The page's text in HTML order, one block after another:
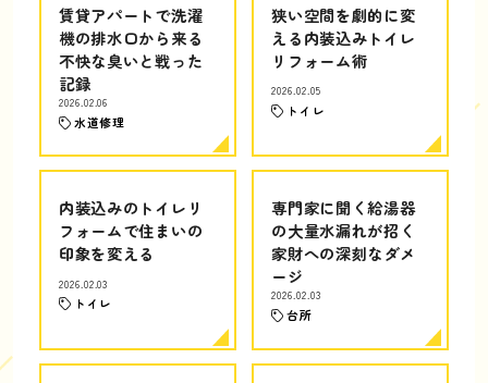
賃貸アパートで洗濯
機の排水口から来る
不快な臭いと戦った
記録
2026.02.06
水道修理
狭い空間を劇的に変
える内装込みトイレ
リフォーム術
2026.02.05
トイレ
内装込みのトイレリ
フォームで住まいの
印象を変える
2026.02.03
トイレ
専門家に聞く給湯器
の大量水漏れが招く
家財への深刻なダメ
ージ
2026.02.03
台所